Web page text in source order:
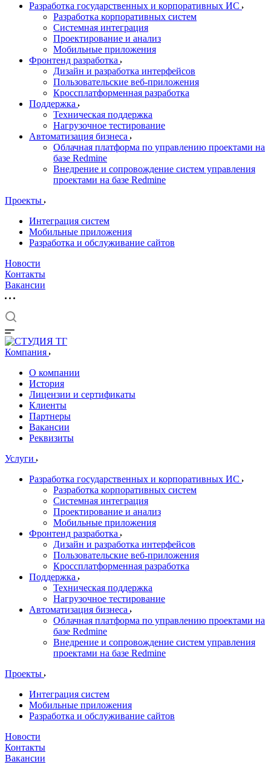
Разработка государственных и корпоративных ИС
Разработка корпоративных систем
Системная интеграция
Проектирование и анализ
Мобильные приложения
Фронтенд разработка
Дизайн и разработка интерфейсов
Пользовательские веб-приложения
Кроссплатформенная разработка
Поддержка
Техническая поддержка
Нагрузочное тестирование
Автоматизация бизнеса
Облачная платформа по управлению проектами на
базе Redmine
Внедрение и сопровождение систем управления
проектами на базе Redmine
Проекты
Интеграция систем
Мобильные приложения
Разработка и обслуживание сайтов
Новости
Контакты
Вакансии
Компания
О компании
История
Лицензии и сертификаты
Клиенты
Партнеры
Вакансии
Реквизиты
Услуги
Разработка государственных и корпоративных ИС
Разработка корпоративных систем
Системная интеграция
Проектирование и анализ
Мобильные приложения
Фронтенд разработка
Дизайн и разработка интерфейсов
Пользовательские веб-приложения
Кроссплатформенная разработка
Поддержка
Техническая поддержка
Нагрузочное тестирование
Автоматизация бизнеса
Облачная платформа по управлению проектами на
базе Redmine
Внедрение и сопровождение систем управления
проектами на базе Redmine
Проекты
Интеграция систем
Мобильные приложения
Разработка и обслуживание сайтов
Новости
Контакты
Вакансии